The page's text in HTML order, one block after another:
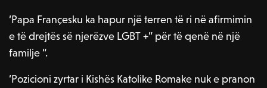
‘Papa Françesku ka hapur një terren të ri në afirmimin
e të drejtës së njerëzve LGBT +” për të qenë në një
familje “.
‘Pozicioni zyrtar i Kishës Katolike Romake nuk e pranon